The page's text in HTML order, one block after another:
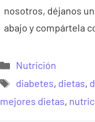
nosotros, déjanos
abajo y compártela
Categorías
Nutrición
Etiquetas
diabetes, dietas,
mejores dietas,